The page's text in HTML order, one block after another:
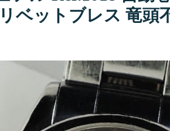
ベットブレス 竜頭